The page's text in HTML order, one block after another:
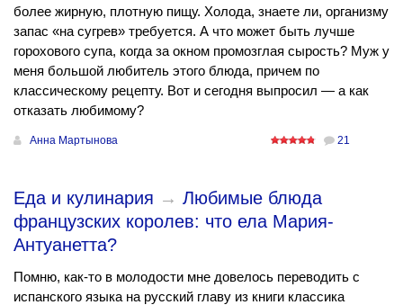
более жирную, плотную пищу. Холода, знаете ли, организму
запас «на сугрев» требуется. А что может быть лучше
горохового супа, когда за окном промозглая сырость? Муж у
меня большой любитель этого блюда, причем по
классическому рецепту. Вот и сегодня выпросил — а как
отказать любимому?
Анна Мартынова 21
Еда и кулинария → Любимые блюда
французских королев: что ела Мария-
Антуанетта?
Помню, как-то в молодости мне довелось переводить с
испанского языка на русский главу из книги классика